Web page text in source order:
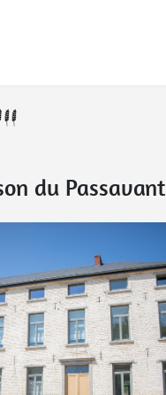
du Passavant